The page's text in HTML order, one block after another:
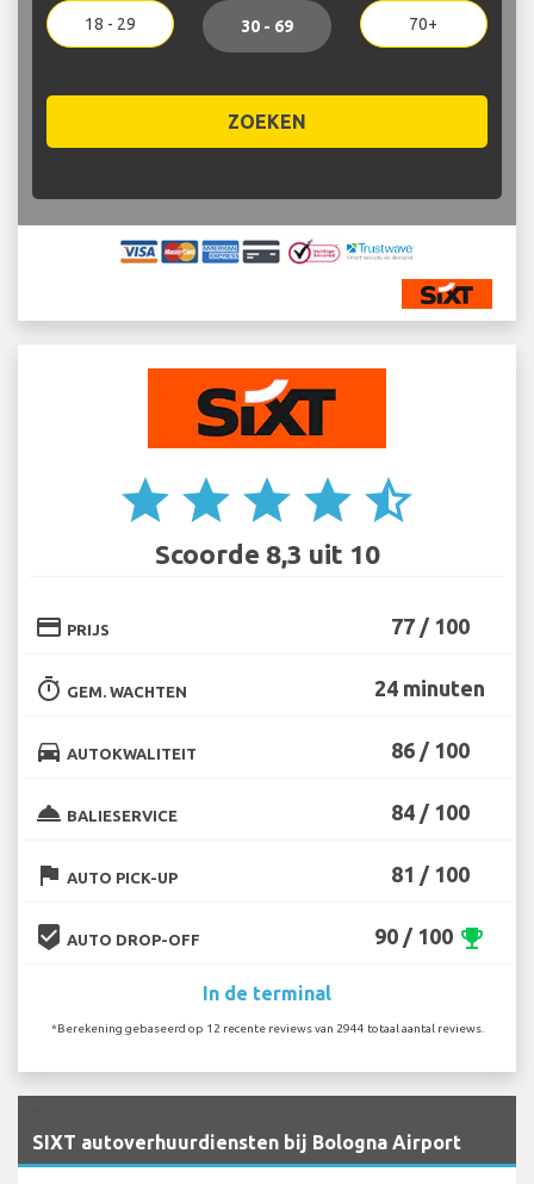
18 - 29 30 - 69 70+
ZOEKEN
star star star star star_half
Scoorde 8,3 uit 10
credit_card PRIJS 77 / 100
timer GEM. WACHTEN 24 minuten
directions_car AUTOKWALITEIT 86 / 100
room_service BALIESERVICE 84 / 100
flag AUTO PICK-UP 81 / 100
beenhere AUTO DROP-OFF 90 / 100 emoji_events
In de terminal
*Berekening gebaseerd op 12 recente reviews van 2944 totaal aantal reviews.
SIXT autoverhuurdiensten bij Bologna Airport